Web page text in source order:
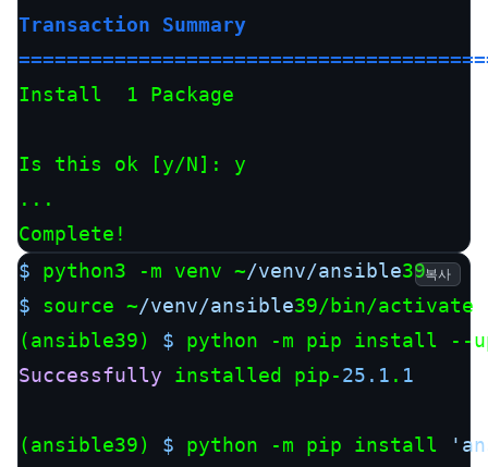
Transaction Summary
Install  1 Package
Is this ok [y/N]: y
...
Complete!
$ python3 -m venv ~/venv/ansible
$ source ~/venv/ansible39/bin/activate
(ansible39) $
Successfully installed pip-25.1 . 1
(ansible39) $ python -m pip install
복사